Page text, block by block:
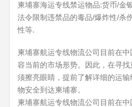
柬埔寨海运专线禁运物品:货币/金
法令限制违禁品的毒品/爆炸性/杀
性等.
柬埔寨航运专线物流公司目前在
容当前的市场形势。因此，在寻
须擦亮眼睛，提前了解详细的运
物安全到达柬埔寨。
柬埔寨航运专线物流公司目前在